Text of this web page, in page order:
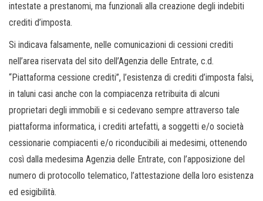
intestate a prestanomi, ma funzionali alla creazione degli indebiti
crediti d’imposta.
Si indicava falsamente, nelle comunicazioni di cessioni crediti
nell’area riservata del sito dell’Agenzia delle Entrate, c.d.
“Piattaforma cessione crediti”, l’esistenza di crediti d’imposta falsi,
in taluni casi anche con la compiacenza retribuita di alcuni
proprietari degli immobili e si cedevano sempre attraverso tale
piattaforma informatica, i crediti artefatti, a soggetti e/o società
cessionarie compiacenti e/o riconducibili ai medesimi, ottenendo
così dalla medesima Agenzia delle Entrate, con l’apposizione del
numero di protocollo telematico, l’attestazione della loro esistenza
ed esigibilità.